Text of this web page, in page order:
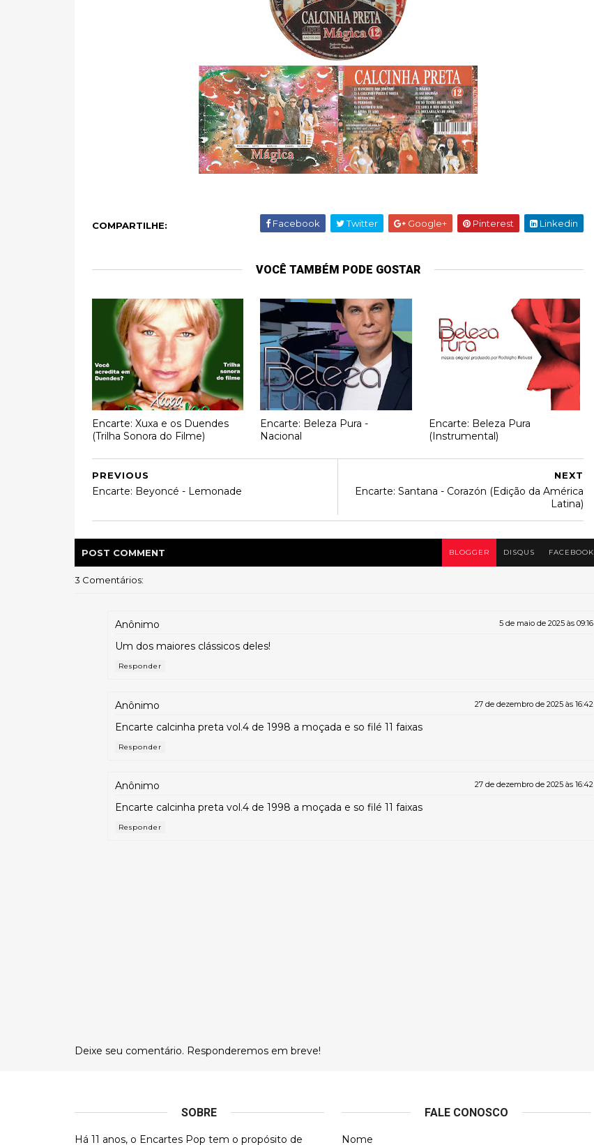
COMPARTILHE: Facebook Twitter Google+ Pinterest Linkedin
VOCÊ TAMBÉM PODE GOSTAR
Encarte: Xuxa e os Duendes
(Trilha Sonora do Filme)
Encarte: Beleza Pura -
Nacional
Encarte: Beleza Pura
(Instrumental)
NEXT
Encarte: Santana - Corazón (Edição da América
Latina)
PREVIOUS
Encarte: Beyoncé - Lemonade
POST COMMENT BLOGGER DISQUS FACEBOOK
3 Comentários:
Anônimo 5 de maio de 2025 às 09:16
Um dos maiores clássicos deles!
Responder
Anônimo 27 de dezembro de 2025 às 16:42
Encarte calcinha preta vol.4 de 1998 a moçada e so filé 11 faixas
Responder
Anônimo 27 de dezembro de 2025 às 16:42
Encarte calcinha preta vol.4 de 1998 a moçada e so filé 11 faixas
Responder
Deixe seu comentário. Responderemos em breve!
SOBRE
Há 11 anos, o Encartes Pop tem o propósito de
FALE CONOSCO
Nome